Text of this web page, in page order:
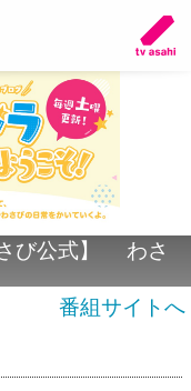
び公式】 わさ
番組サイトへ